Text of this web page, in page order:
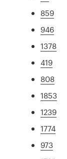
859
946
1378
419
808
1853
1239
1774
973